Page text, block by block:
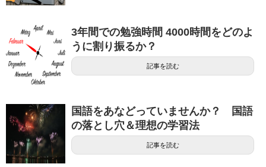
3年間での勉強時間 4000時間をどのよ
うに割り振るか？
記事を読む
国語をあなどっていませんか？ 国語
の落とし穴＆理想の学習法
記事を読む